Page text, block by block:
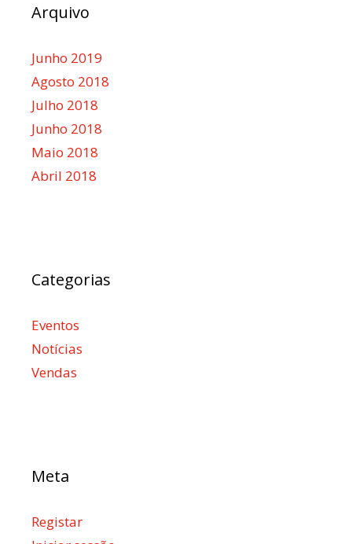
Arquivo
Junho 2019
Agosto 2018
Julho 2018
Junho 2018
Maio 2018
Abril 2018
Categorias
Eventos
Notícias
Vendas
Meta
Registar